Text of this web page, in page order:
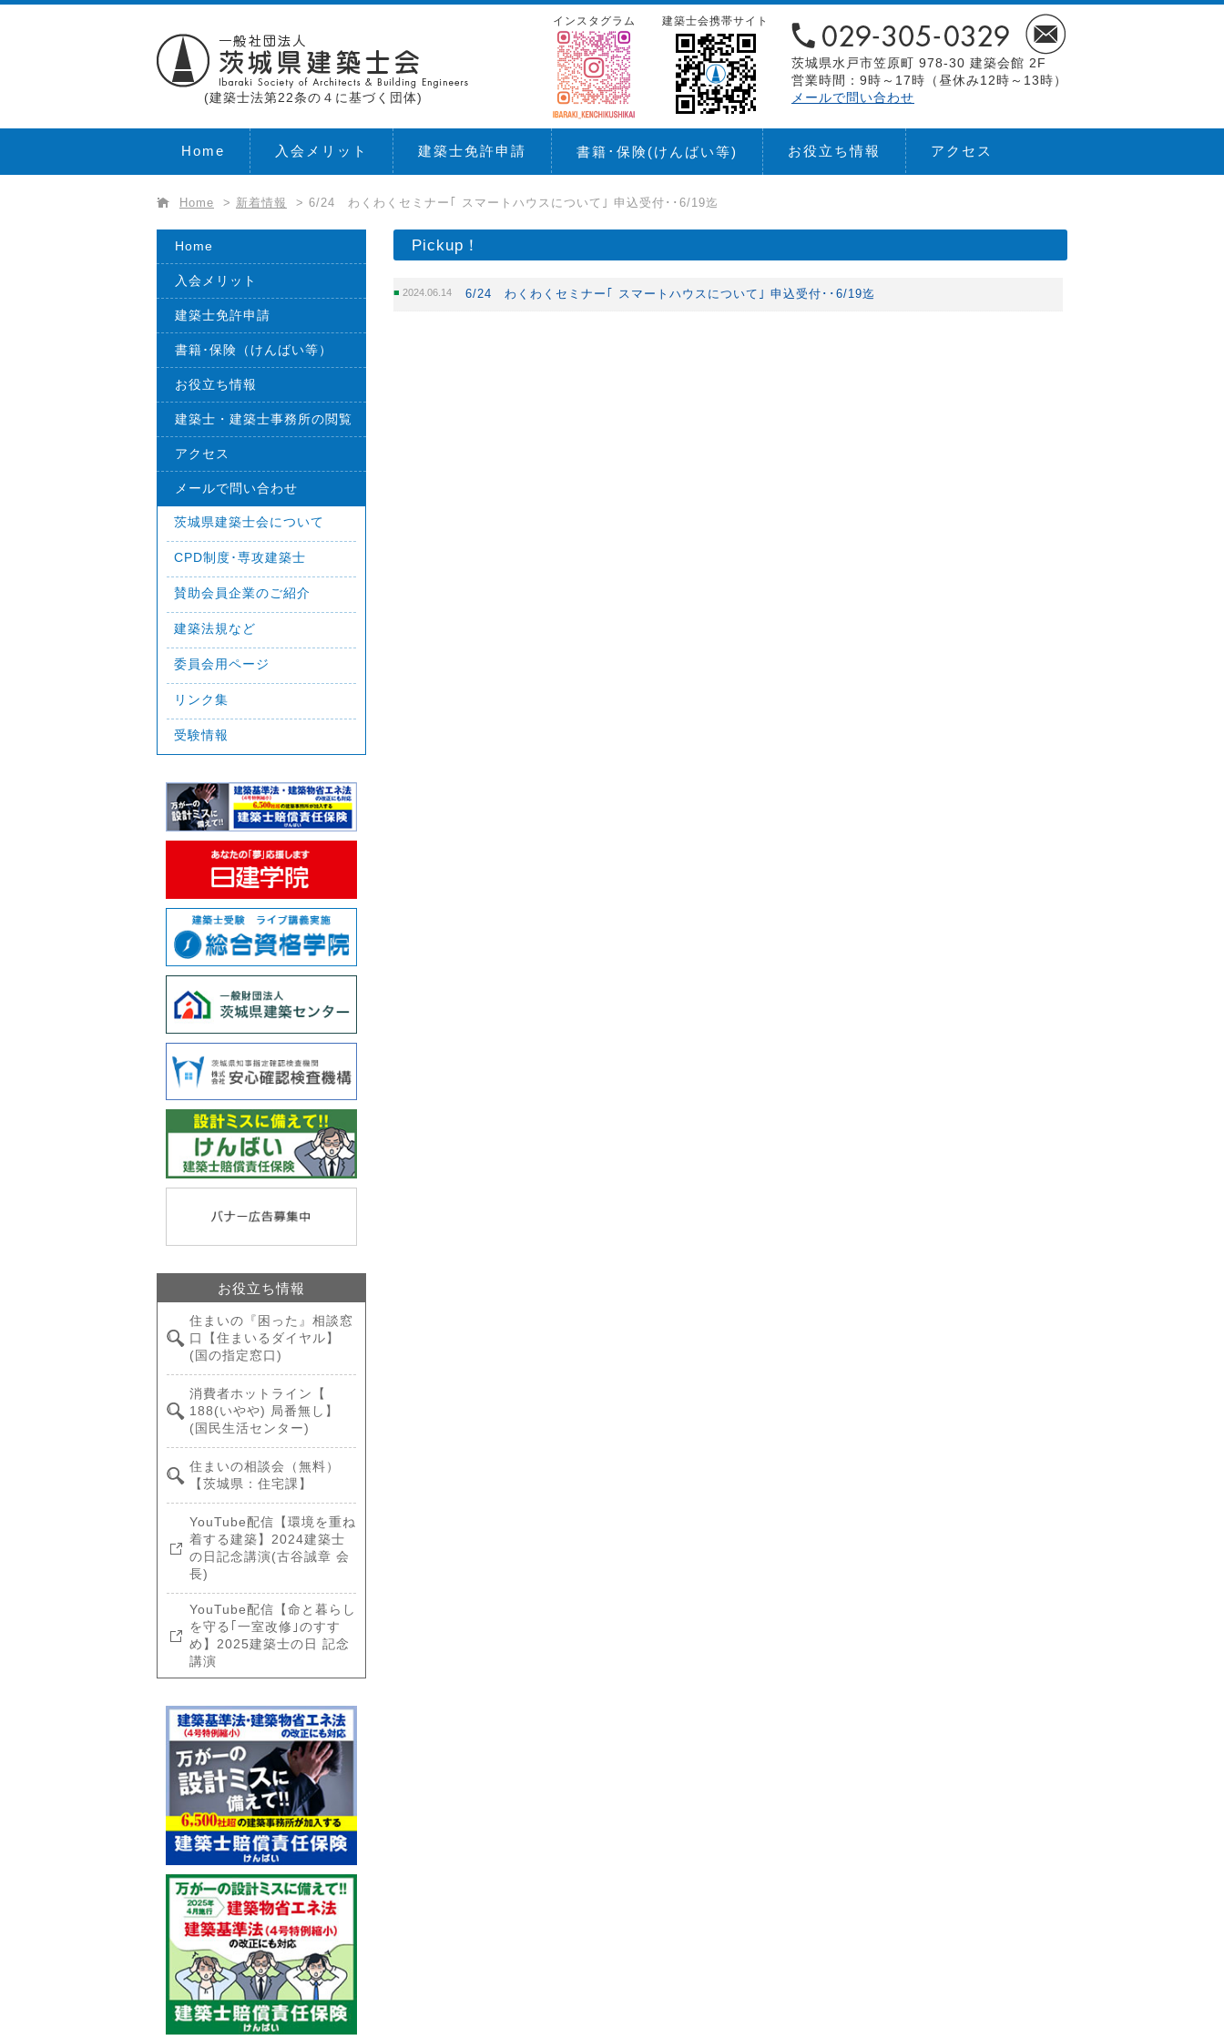
(建築士法第22条の４に基づく団体)
茨城県水戸市笠原町 978-30 建築会館 2F
営業時間：9時～17時（昼休み12時～13時）
メールで問い合わせ
建築士会携帯サイト
インスタグラム
Home 入会メリット 建築士免許申請 書籍･保険(けんばい等) お役立ち情報 アクセス
Home > 新着情報 > 6/24 わくわくセミナー｢ スマートハウスについて｣ 申込受付･･6/19迄
Pickup！
2024.06.14 6/24 わくわくセミナー｢ スマートハウスについて｣ 申込受付･･6/19迄
Home
入会メリット
建築士免許申請
書籍･保険（けんばい等）
お役立ち情報
建築士・建築士事務所の閲覧
アクセス
メールで問い合わせ
茨城県建築士会について
CPD制度･専攻建築士
賛助会員企業のご紹介
建築法規など
委員会用ページ
リンク集
受験情報
お役立ち情報
住まいの『困った』相談窓
口【住まいるダイヤル】
(国の指定窓口)
消費者ホットライン【
188(いやや) 局番無し】
(国民生活センター)
住まいの相談会（無料）
【茨城県：住宅課】
YouTube配信【環境を重ね
着する建築】2024建築士
の日記念講演(古谷誠章 会
長)
YouTube配信【命と暮らし
を守る｢一室改修｣のすす
め】2025建築士の日 記念
講演